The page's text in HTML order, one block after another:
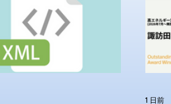
1 日前